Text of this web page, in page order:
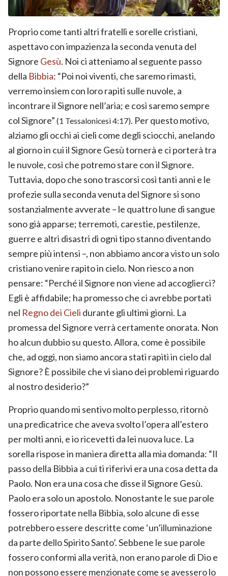
Proprio come tanti altri fratelli e sorelle cristiani,
aspettavo con impazienza la seconda venuta del
Signore Gesù. Noi ci atteniamo al seguente passo
della Bibbia: “Poi noi viventi, che saremo rimasti,
verremo insiem con loro rapiti sulle nuvole, a
incontrare il Signore nell’aria; e così saremo sempre
col Signore” (1 Tessalonicesi 4:17). Per questo motivo,
alziamo gli occhi ai cieli come degli sciocchi, anelando
al giorno in cui il Signore Gesù tornerà e ci porterà tra
le nuvole, così che potremo stare con il Signore.
Tuttavia, dopo che sono trascorsi così tanti anni e le
profezie sulla seconda venuta del Signore si sono
sostanzialmente avverate – le quattro lune di sangue
sono già apparse; terremoti, carestie, pestilenze,
guerre e altri disastri di ogni tipo stanno diventando
sempre più intensi –, non abbiamo ancora visto un solo
cristiano venire rapito in cielo. Non riesco a non
pensare: “Perché il Signore non viene ad accoglierci?
Egli è affidabile; ha promesso che ci avrebbe portati
nel Regno dei Cieli durante gli ultimi giorni. La
promessa del Signore verrà certamente onorata. Non
ho alcun dubbio su questo. Allora, come è possibile
che, ad oggi, non siamo ancora stati rapiti in cielo dal
Signore? È possibile che vi siano dei problemi riguardo
al nostro desiderio?”
Proprio quando mi sentivo molto perplesso, ritornò
una predicatrice che aveva svolto l’opera all’estero
per molti anni, e io ricevetti da lei nuova luce. La
sorella rispose in maniera diretta alla mia domanda: “Il
passo della Bibbia a cui ti riferivi era una cosa detta da
Paolo. Non era una cosa che disse il Signore Gesù.
Paolo era solo un apostolo. Nonostante le sue parole
fossero riportate nella Bibbia, solo alcune di esse
potrebbero essere descritte come ‘un’illuminazione
da parte dello Spirito Santo’. Sebbene le sue parole
fossero conformi alla verità, non erano parole di Dio e
non possono essere menzionate come se avessero lo